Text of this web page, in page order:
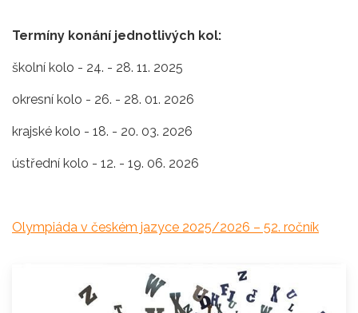
Termíny konání jednotlivých kol:
školní kolo - 24. - 28. 11. 2025
okresní kolo - 26. - 28. 01. 2026
krajské kolo - 18. - 20. 03. 2026
ústřední kolo - 12. - 19. 06. 2026
Olympiáda v českém jazyce 2025/2026 – 52. ročník